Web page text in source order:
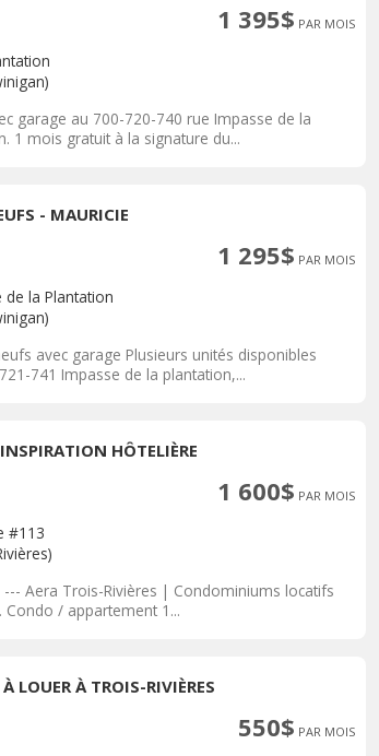
1 395$ PAR MOIS
garage au 700-720-740 rue Impasse de la
1 mois gratuit à la signature du...
- MAURICIE
1 295$ PAR MOIS
la Plantation
avec garage Plusieurs unités disponibles
741 Impasse de la plantation,...
HÔTELIÈRE
1 600$ PAR MOIS
#113
--- Aera Trois-Rivières | Condominiums locatifs
/ appartement 1...
LOUER À TROIS-RIVIÈRES
550$ PAR MOIS